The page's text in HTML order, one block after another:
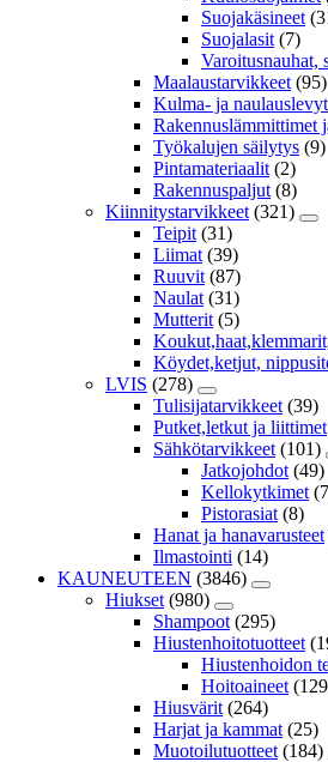
Suojakäsineet
Suojalasit (7)
Varoitusnauhat,
Maalaustarvikkeet (95)
Kulma- ja naulauslevyt
Rakennuslämmittimet
Työkalujen säilytys (9)
Pintamateriaalit (2)
Rakennuspaljut (8)
Kiinnitystarvikkeet (321)
Teipit (31)
Liimat (39)
Ruuvit (87)
Naulat (31)
Mutterit (5)
Köydet,ketjut,
LVIS (278)
Tulisijatarvikkeet (39)
Putket,letkut ja liittimet
Sähkötarvikkeet (101)
Jatkojohdot (49)
Kellokytkimet
Pistorasiat (8)
Hanat ja hanavarusteet
Ilmastointi (14)
KAUNEUTEEN (3846)
Hiukset (980)
Shampoot (295)
Hiustenhoitotuotteet
Hiustenhoidon
Hoitoaineet
Hiusvärit (264)
Harjat ja kammat (25)
Muotoilutuotteet (184)